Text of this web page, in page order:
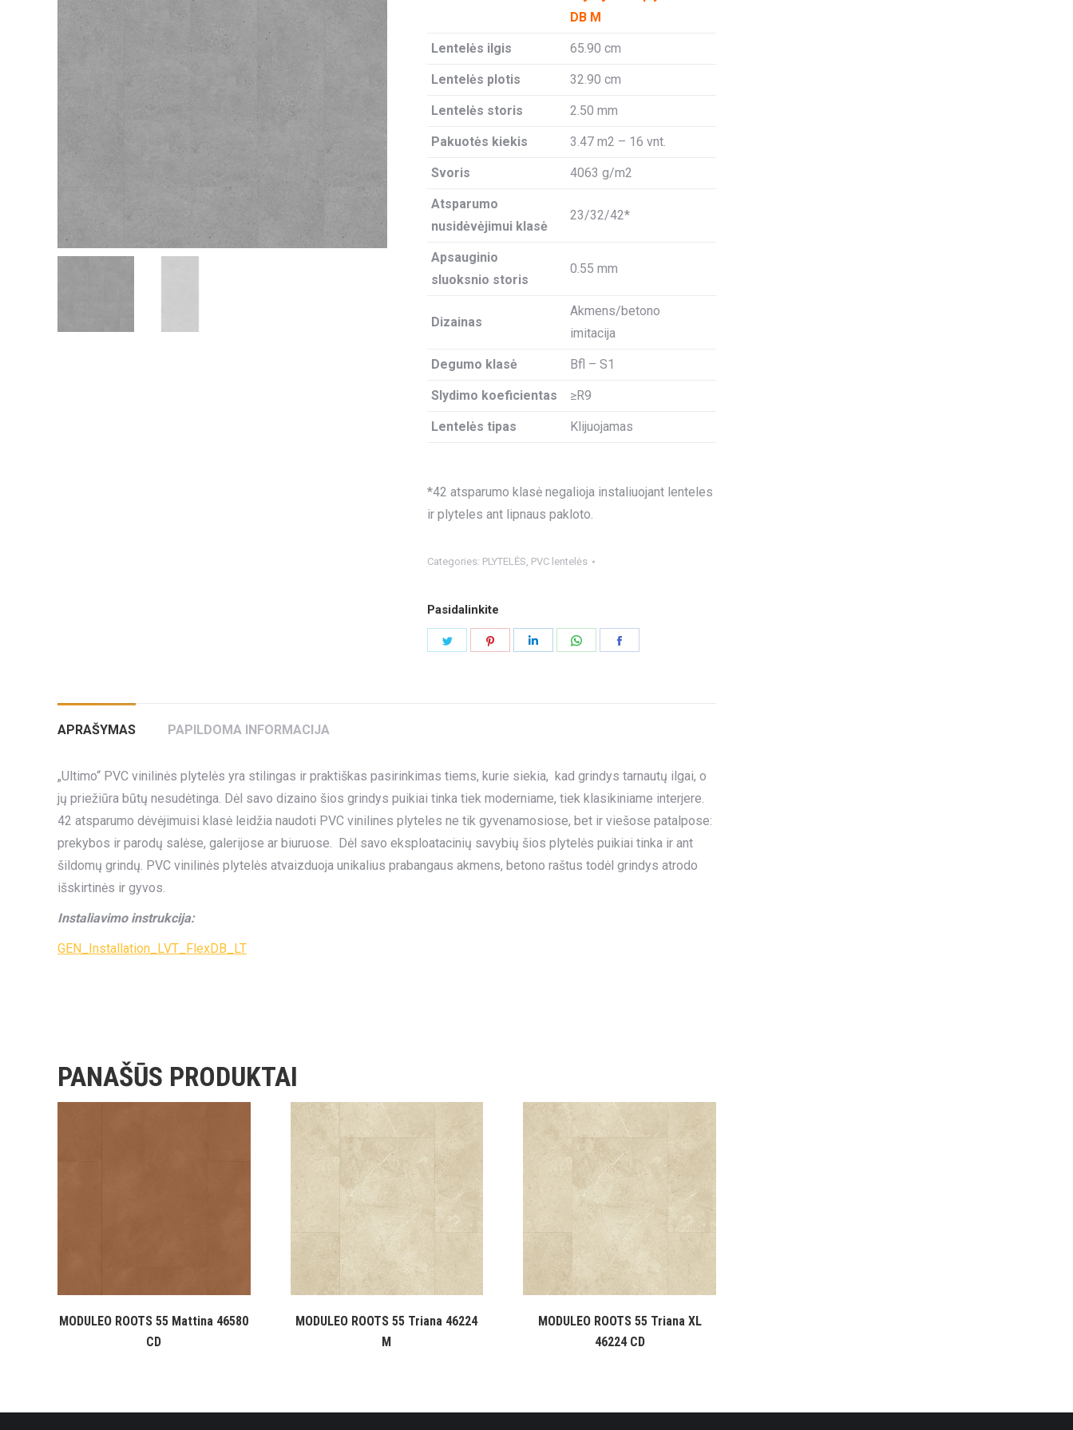
DB M
Lentelės ilgis 65.90 cm
Lentelės plotis 32.90 cm
Lentelės storis 2.50 mm
Pakuotės kiekis 3.47 m2 – 16 vnt.
Svoris 4063 g/m2
Atsparumo
nusidėvėjimui klasė
23/32/42*
Apsauginio
sluoksnio storis
0.55 mm
Dizainas
Akmens/betono
imitacija
Degumo klasė Bfl – S1
Slydimo koeficientas ≥R9
Lentelės tipas Klijuojamas
*42 atsparumo klasė negalioja instaliuojant lenteles
ir plyteles ant lipnaus pakloto.
Categories: PLYTELĖS, PVC lentelės
Pasidalinkite
Share
Share
APRAŠYMAS PAPILDOMA INFORMACIJA
„Ultimo“ PVC vinilinės plytelės yra stilingas ir praktiškas pasirinkimas tiems, kurie siekia, kad grindys tarnautų ilgai, o
jų priežiūra būtų nesudėtinga. Dėl savo dizaino šios grindys puikiai tinka tiek moderniame, tiek klasikiniame interjere.
42 atsparumo dėvėjimuisi klasė leidžia naudoti PVC vinilines plyteles ne tik gyvenamosiose, bet ir viešose patalpose:
prekybos ir parodų salėse, galerijose ar biuruose. Dėl savo eksploatacinių savybių šios plytelės puikiai tinka ir ant
šildomų grindų. PVC vinilinės plytelės atvaizduoja unikalius prabangaus akmens, betono raštus todėl grindys atrodo
išskirtinės ir gyvos.
Instaliavimo instrukcija:
GEN_Installation_LVT_FlexDB_LT
PANAŠŪS PRODUKTAI
MODULEO ROOTS 55 Mattina 46580
CD
MODULEO ROOTS 55 Triana 46224
M
MODULEO ROOTS 55 Triana XL
46224 CD